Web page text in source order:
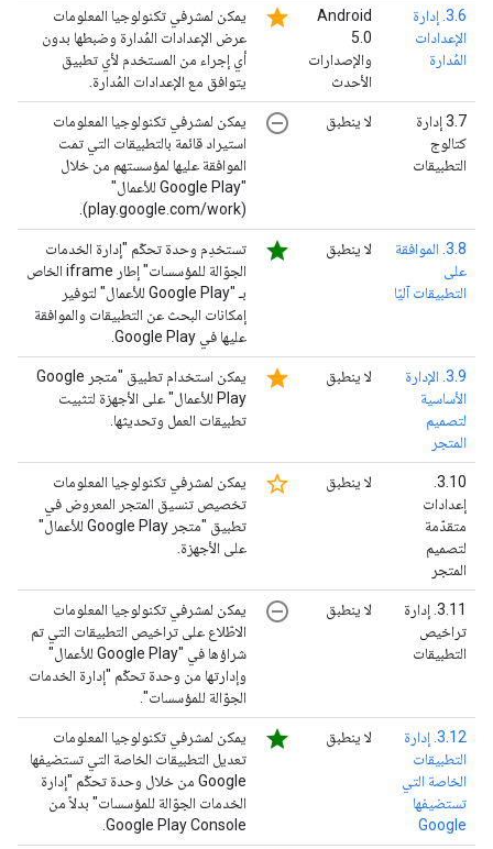
3.6. إدارة
الإعدادات
المُدارة
‫Android
5.0
والإصدارات
الأحدث
star
يمكن لمشرفي تكنولوجيا المعلومات
عرض الإعدادات المُدارة وضبطها بدون
أي إجراء من المستخدم لأي تطبيق
يتوافق مع الإعدادات المُدارة.
‫3.7 إدارة
كتالوج
التطبيقات
لا ينطبق remove_circle_outline
يمكن لمشرفي تكنولوجيا المعلومات
استيراد قائمة بالتطبيقات التي تمت
الموافقة عليها لمؤسستهم من خلال
"Google Play للأعمال"
(play.google.com/work).
3.8. الموافقة
على
التطبيقات آليًا
لا ينطبق star
تستخدِم وحدة تحكّم "إدارة الخدمات
الجوّالة للمؤسسات" إطار iframe الخاص
بـ "Google Play للأعمال" لتوفير
إمكانات البحث عن التطبيقات والموافقة
عليها في Google Play.
3.9. الإدارة
الأساسية
لتصميم
المتجر
لا ينطبق star
يمكن استخدام تطبيق "متجر Google
Play للأعمال" على الأجهزة لتثبيت
تطبيقات العمل وتحديثها.
إعدادات
متقدّمة
لتصميم
المتجر
لا ينطبق star_border
يمكن لمشرفي تكنولوجيا المعلومات
تخصيص تنسيق المتجر المعروض في
تطبيق "متجر Google Play للأعمال"
على الأجهزة.
‫3.11. إدارة
تراخيص
التطبيقات
لا ينطبق remove_circle_outline
يمكن لمشرفي تكنولوجيا المعلومات
الاطّلاع على تراخيص التطبيقات التي تم
شراؤها في "Google Play للأعمال"
وإدارتها من وحدة تحكّم "إدارة الخدمات
الجوّالة للمؤسسات".
3.12. إدارة
التطبيقات
الخاصة التي
تستضيفها
Google
لا ينطبق star
يمكن لمشرفي تكنولوجيا المعلومات
تعديل التطبيقات الخاصة التي تستضيفها
Google من خلال وحدة تحكّم "إدارة
الخدمات الجوّالة للمؤسسات" بدلاً من
Google Play Console.